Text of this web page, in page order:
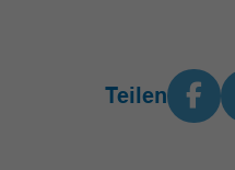
Teilen